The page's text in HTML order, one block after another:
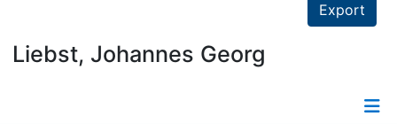
Export
Liebst, Johannes Georg